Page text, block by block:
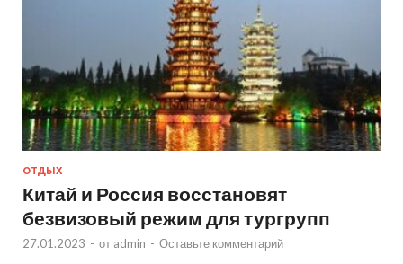
ОТДЫХ
Китай и Россия восстановят
безвизовый режим для тургрупп
27.01.2023 - от admin - Оставьте комментарий